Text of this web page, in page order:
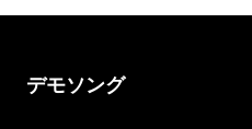
デモソング